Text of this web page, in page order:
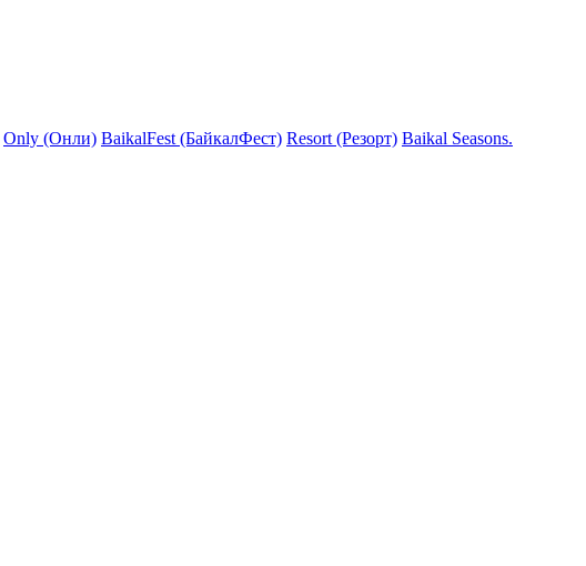
Only (Онли) BaikalFest (БайкалФест) Resort (Резорт) Baikal Seasons.